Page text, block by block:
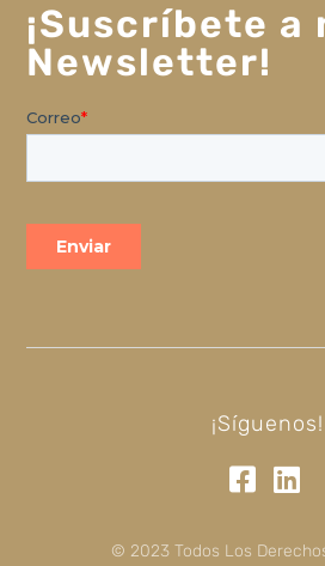
¡Suscríbete a
Newsletter!
¡Síguenos!
© 2023 Todos Los